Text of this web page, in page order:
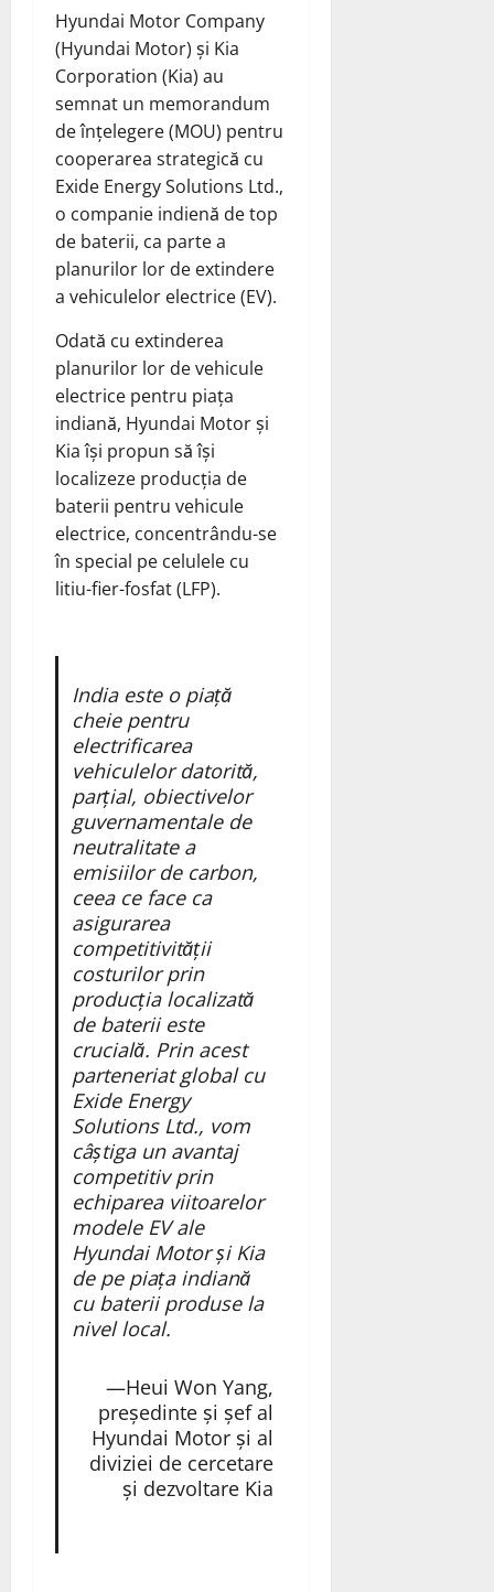
Hyundai Motor Company
(Hyundai Motor) și Kia
Corporation (Kia) au
semnat un memorandum
de înțelegere (MOU) pentru
cooperarea strategică cu
Exide Energy Solutions Ltd.,
o companie indienă de top
de baterii, ca parte a
planurilor lor de extindere
a vehiculelor electrice (EV).
Odată cu extinderea
planurilor lor de vehicule
electrice pentru piața
indiană, Hyundai Motor și
Kia își propun să își
localizeze producția de
baterii pentru vehicule
electrice, concentrându-se
în special pe celulele cu
litiu-fier-fosfat (LFP).
India este o piață
cheie pentru
electrificarea
vehiculelor datorită,
parțial, obiectivelor
guvernamentale de
neutralitate a
emisiilor de carbon,
ceea ce face ca
asigurarea
competitivității
costurilor prin
producția localizată
de baterii este
crucială. Prin acest
parteneriat global cu
Exide Energy
Solutions Ltd., vom
câștiga un avantaj
competitiv prin
echiparea viitoarelor
modele EV ale
Hyundai Motor și Kia
de pe piața indiană
cu baterii produse la
nivel local.
—Heui Won Yang,
președinte și șef al
Hyundai Motor și al
diviziei de cercetare
și dezvoltare Kia